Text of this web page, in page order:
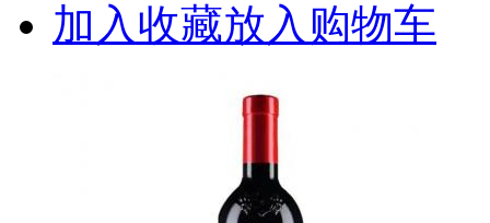
加入收藏放入购物车